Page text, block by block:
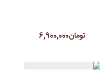
تومان6,900,000